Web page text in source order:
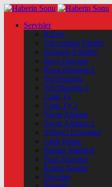
Servisler
Künye
Vizyondaki Filmler
Haftanin Filmleri
Hava Durumu
Hava Durumu 2
Yol Durumu
Yol Durumu 2
Canlı Tv
Canlı Tv 2
Yayın Akışları
Yayın Akışları 2
Nöbetçi Eczaneler
Canlı Borsa
Namaz Vakitleri
Puan Durumu
Kripto Paralar
Dövizler